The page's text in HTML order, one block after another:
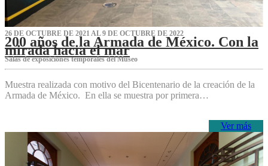
26 DE OCTUBRE DE 2021 AL 9 DE OCTUBRE DE 2022
200 años de la Armada de México. Con la
mirada hacia el mar
Salas de exposiciones temporales del Museo‌
Muestra realizada con motivo del Bicentenario de la creación de la
Armada de México. En ella se muestra por primera…
Ver más